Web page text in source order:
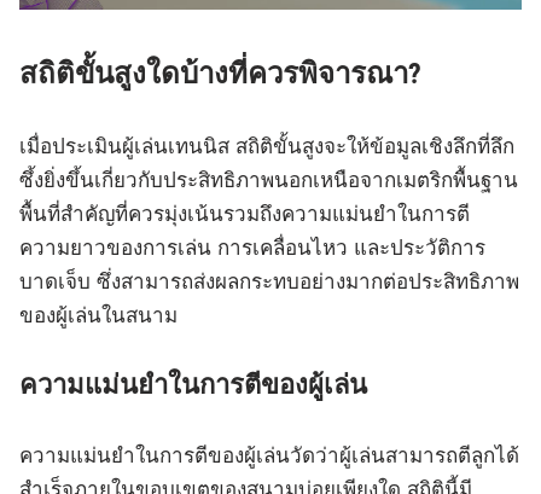
สถิติขั้นสูงใดบ้างที่ควรพิจารณา?
เมื่อประเมินผู้เล่นเทนนิส สถิติขั้นสูงจะให้ข้อมูลเชิงลึกที่ลึก
ซึ้งยิ่งขึ้นเกี่ยวกับประสิทธิภาพนอกเหนือจากเมตริกพื้นฐาน
พื้นที่สำคัญที่ควรมุ่งเน้นรวมถึงความแม่นยำในการตี
ความยาวของการเล่น การเคลื่อนไหว และประวัติการ
บาดเจ็บ ซึ่งสามารถส่งผลกระทบอย่างมากต่อประสิทธิภาพ
ของผู้เล่นในสนาม
ความแม่นยำในการตีของผู้เล่น
ความแม่นยำในการตีของผู้เล่นวัดว่าผู้เล่นสามารถตีลูกได้